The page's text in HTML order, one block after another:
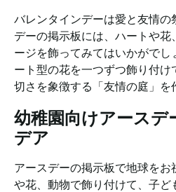
バレンタインデーは愛と友情の
デーの掲示板には、ハートや
ージを飾ってみてはいかがで
ート型の花を一つずつ飾り付
切さを象徴する「友情の庭」を
幼稚園向けアースデ
デア
アースデーの掲示板で地球を
や花、動物で飾り付けて、子ど